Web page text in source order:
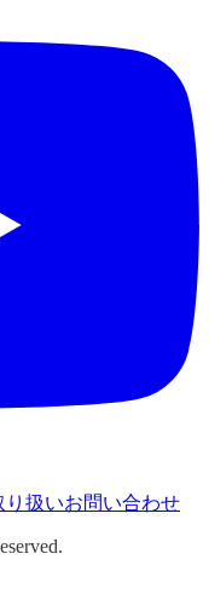
り扱いお問い合わせ